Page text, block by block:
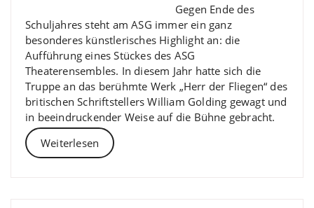
Gegen Ende des
Schuljahres steht am ASG immer ein ganz
besonderes künstlerisches Highlight an: die
Aufführung eines Stückes des ASG
Theaterensembles. In diesem Jahr hatte sich die
Truppe an das berühmte Werk „Herr der Fliegen“ des
britischen Schriftstellers William Golding gewagt und
in beeindruckender Weise auf die Bühne gebracht.
Weiterlesen